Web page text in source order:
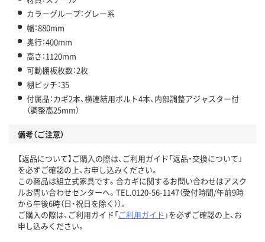
カラーグループ：グレー系
幅：880mm
奥行：400mm
高さ：1120mm
可動棚板枚数：2枚
棚ピッチ：35
付属品：カギ2本、横連結用ボルト4本、内部調整アジャスター付
（調整高25mm）
備考（ご注意）
【返品について】ご購入の際は、ご利用ガイド「返品・交換について」
を必ずご確認の上、お申し込みください。
この商品は組立式家具です。合カギに関するお問い合わせはアスク
ルお問い合わせセンターへ。TEL.0120-56-1147（受付時間/午前9時
から午後6時（日・祝日を除く））。
ご購入の際は、ご利用ガイド「ご利用ガイド 」を必ずご確認の上、お
申し込みください。